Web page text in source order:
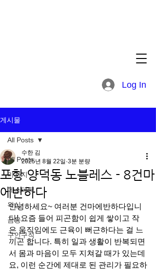
Log In
게시물
All Posts
마사지
에스테틱
왁싱
금융
구인구직
All Posts
포항 양덕동 노블레스 - 8건마
에반하다
수한 김
2025년 8월 22일 3분 분량
안녕하세요~ 여러분 건마에반하다입니
다! 요즘 들어 피곤함이 쉽게 쌓이고 작
은 움직임에도 근육이 뻐근하다는 걸 느
끼곤 합니다. 특히 일과 생활이 반복되면
서 몸과 마음이 모두 지쳐갈 때가 있는데
요, 이런 순간에 제대로 된 관리가 필요하